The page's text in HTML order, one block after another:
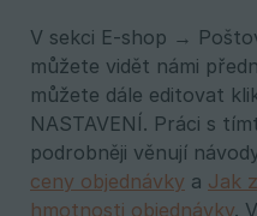
V sekci E-shop →
můžete vidět námi
můžete dále editovat
NASTAVENÍ. Práci s
podrobněji věnují
ceny objednávky a Jak
hmotnosti objednávky.